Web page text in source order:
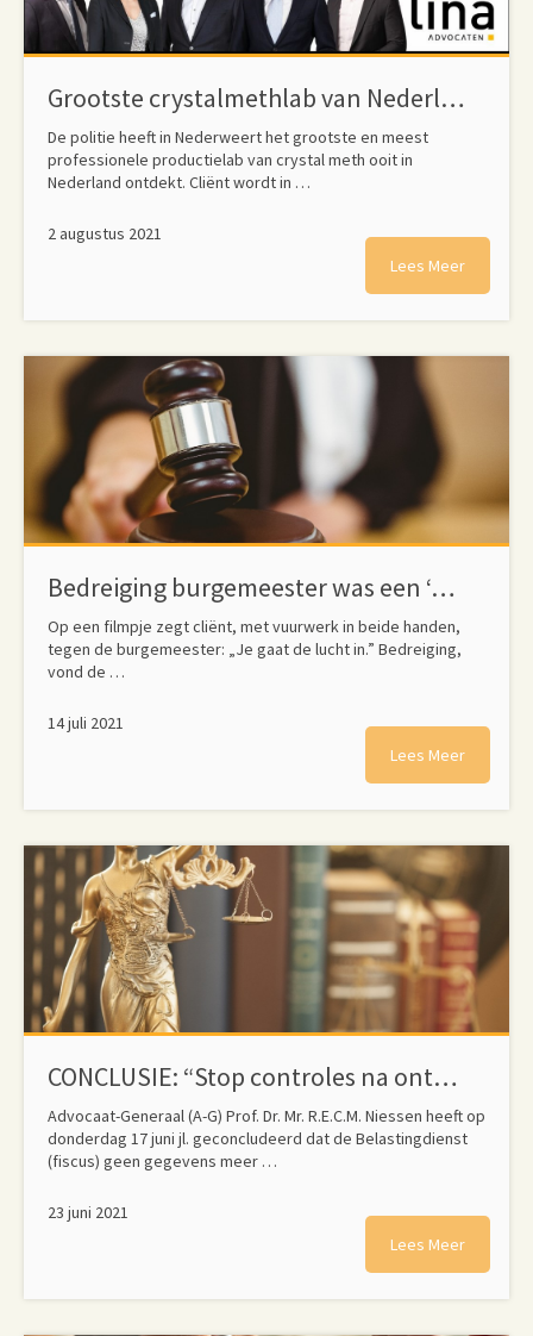
Grootste crystalmethlab van Nederland in Nederweert ontdekt
De politie heeft in Nederweert het grootste en meest
professionele productielab van crystal meth ooit in
Nederland ontdekt. Cliënt wordt in …
2 augustus 2021
Lees Meer
Bedreiging burgemeester was een ‘grap binnen de familie’; Venlonaar vrijgesproken
Op een filmpje zegt cliënt, met vuurwerk in beide handen,
tegen de burgemeester: „Je gaat de lucht in.” Bedreiging,
vond de …
14 juli 2021
Lees Meer
CONCLUSIE: “Stop controles na onterechte plaatsing op zwarte lijst Belastingdienst”
Advocaat-Generaal (A-G) Prof. Dr. Mr. R.E.C.M. Niessen heeft op
donderdag 17 juni jl. geconcludeerd dat de Belastingdienst
(fiscus) geen gegevens meer …
23 juni 2021
Lees Meer